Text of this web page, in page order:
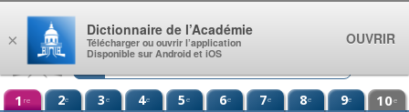
Aller au contenu
1 re 2e 3e 4e 5e 6e 7e 8e 9e 10e
×
Dictionnaire de l’Académie
Télécharger ou ouvrir l’application
Disponible sur Android et iOS
OUVRIR